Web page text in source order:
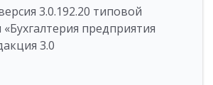
3.0.192.20 типовой
предприятия
3.0